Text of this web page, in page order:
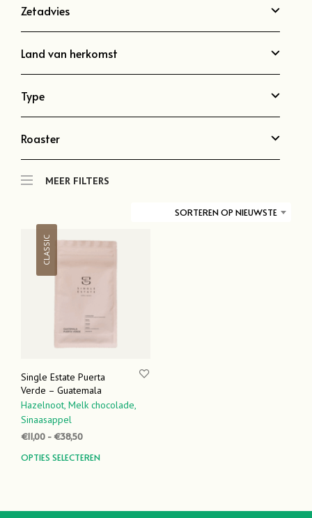
Zetadvies
Land van herkomst
Type
Roaster
MEER FILTERS
SORTEREN OP NIEUWSTE
Single Estate Puerta
Verde – Guatemala
Hazelnoot, Melk chocolade,
Sinaasappel
€11,00 -€38,50Prijsklasse:
tot
OPTIES SELECTEREN
variaties.
CLASSIC